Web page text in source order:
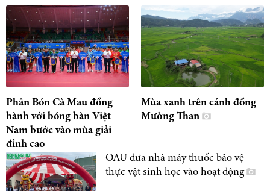
Phân Bón Cà Mau đồng
hành với bóng bàn Việt
Nam bước vào mùa giải
đỉnh cao
Mùa xanh trên cánh đồng
Mường Than
OAU đưa nhà máy thuốc bảo vệ
thực vật sinh học vào hoạt động